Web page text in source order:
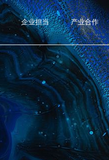
企业担当 产业合作